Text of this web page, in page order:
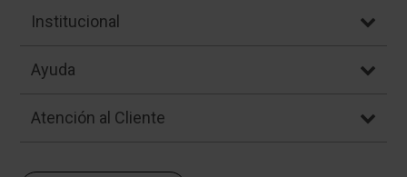
Institucional
Ayuda
Atención al Cliente